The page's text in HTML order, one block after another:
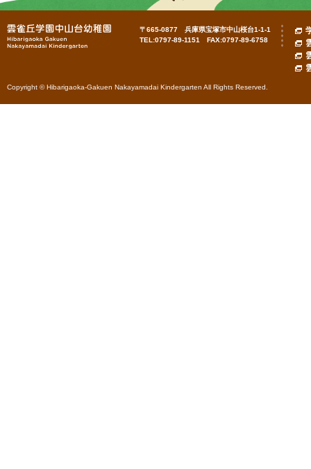
〒665-0877 兵庫県宝塚市中山桜台1-1-1
TEL:0797-89-1151 FAX:0797-89-6758
Copyright © Hibarigaoka-Gakuen Nakayamadai Kindergarten All Rights Reserved.